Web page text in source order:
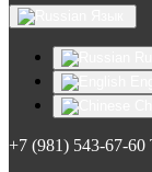
+7 (981) 543-67-60